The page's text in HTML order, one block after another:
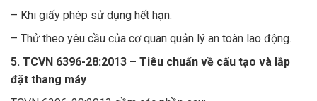
– Khi giấy phép sử dụng hết hạn.
– Thử theo yêu cầu của cơ quan quản lý an toàn lao động.
5. TCVN 6396-28:2013 – Tiêu chuẩn về cấu tạo và lắp
đặt thang máy